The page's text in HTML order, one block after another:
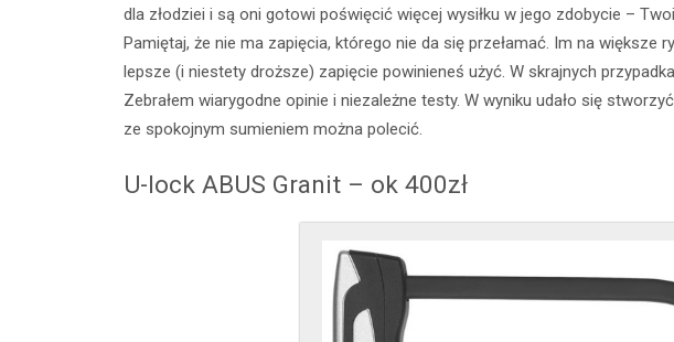
dla złodziei i są oni gotowi poświęcić więcej wysiłku w jego zdobycie –
Pamiętaj, że nie ma zapięcia, którego nie da się przełamać. Im na większe
lepsze (i niestety droższe) zapięcie powinieneś użyć. W skrajnych
Zebrałem wiarygodne opinie i niezależne testy. W wyniku udało się stworzyć
ze spokojnym sumieniem można polecić.
U-lock ABUS Granit – ok 400zł